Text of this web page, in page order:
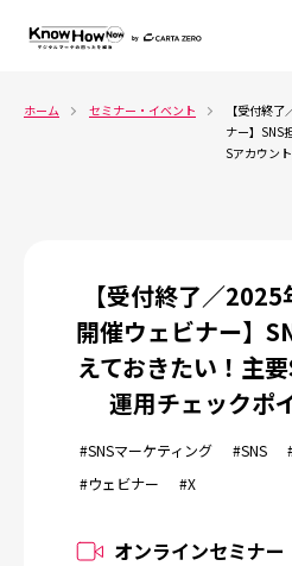
ホーム セミナー・イベント
【受付終
ナー】SNS
Sアカウン
【受付終了／
開催ウェビナー】
えておきたい！主
運用チェックポ
#SNSマーケティング #SNS
#ウェビナー
#X
オンラインセミナー